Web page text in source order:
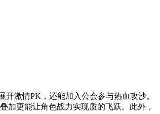
激情PK，还能加入公会参与热血攻沙。
加更能让角色战力实现质的飞跃。此外，